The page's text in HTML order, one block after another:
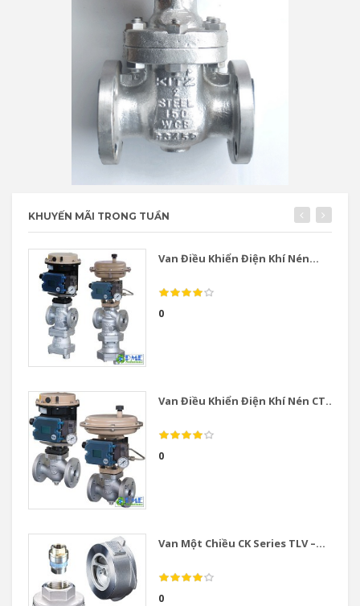
KHUYẾN MÃI TRONG TUẦN
Van Điều Khiển Điện Khí Nén...
0
Van Điều Khiển Điện Khí Nén CT...
0
Van Một Chiều CK Series TLV –...
0